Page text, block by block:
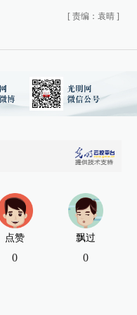
[ 责编：袁晴 ]
点赞
0
飘过
0